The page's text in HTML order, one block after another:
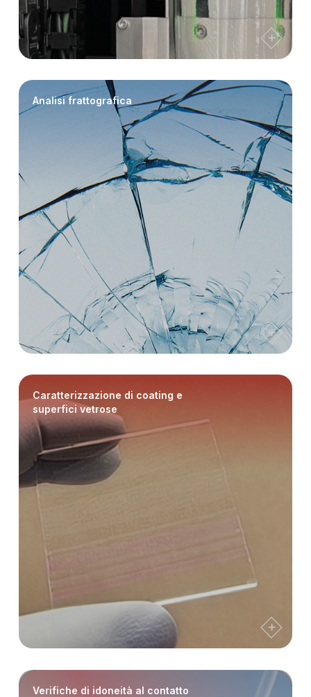
Analisi frattografica
Caratterizzazione di coating e
superfici vetrose
Verifiche di idoneità al contatto